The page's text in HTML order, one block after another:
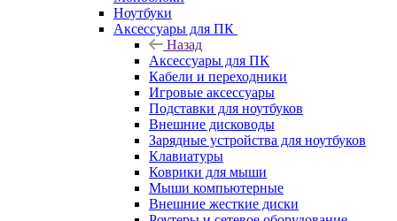
Ноутбуки
Аксессуары для ПК
Назад
Аксессуары для ПК
Кабели и переходники
Игровые аксессуары
Подставки для ноутбуков
Внешние дисководы
Зарядные устройства для ноутбуков
Клавиатуры
Коврики для мыши
Мыши компьютерные
Внешние жесткие диски